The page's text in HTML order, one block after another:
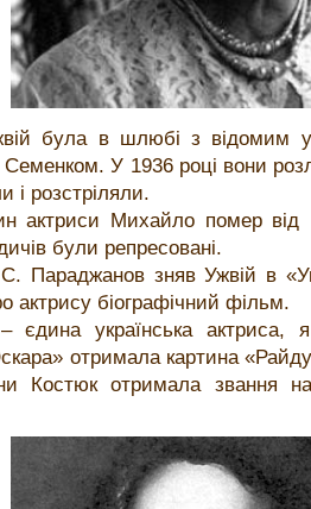
була в шлюбі з відомим
У 1936 році вони
і розстріляли.
актриси Михайло помер від
були репресовані.
Параджанов зняв Ужвій в
актрису біографічний фільм.
єдина українська актриса,
отримала картина
Костюк отримала звання